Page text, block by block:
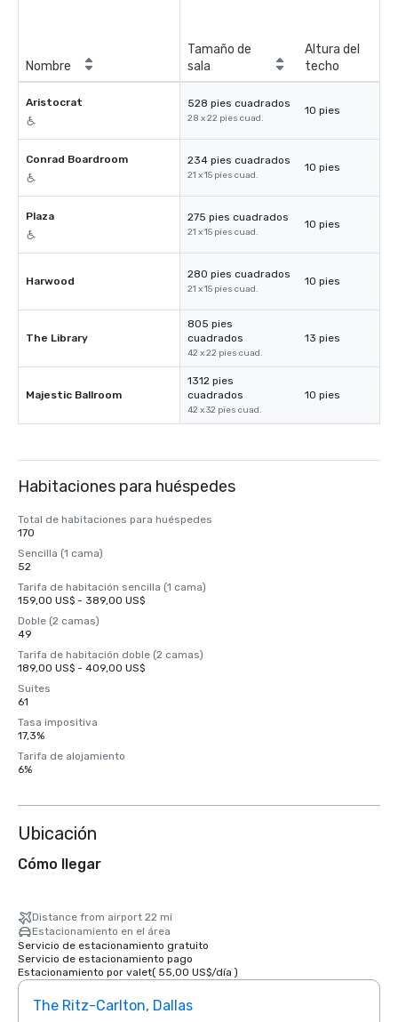
Nombre
Tamaño de
sala
Altura del
techo
Aristocrat 528 pies cuadrados
28 x 22 pies cuad.
10 pies
Conrad Boardroom 234 pies cuadrados
21 x 15 pies cuad.
10 pies
Plaza 275 pies cuadrados
21 x 15 pies cuad.
10 pies
Harwood
280 pies cuadrados
21 x 15 pies cuad.
10 pies
The Library
805 pies
cuadrados
42 x 22 pies cuad.
13 pies
Majestic Ballroom
1312 pies
cuadrados
42 x 32 pies cuad.
10 pies
Habitaciones para huéspedes
Total de habitaciones para huéspedes
170
Sencilla (1 cama)
52
Tarifa de habitación sencilla (1 cama)
159,00 US$ - 389,00 US$
Doble (2 camas)
49
Tarifa de habitación doble (2 camas)
189,00 US$ - 409,00 US$
Suites
61
Tasa impositiva
17,3%
Tarifa de alojamiento
6%
Ubicación
Cómo llegar
Distance from airport 22 mi
Estacionamiento en el área
Servicio de estacionamiento gratuito
Servicio de estacionamiento pago
Estacionamiento por valet( 55,00 US$/día )
The Ritz-Carlton, Dallas